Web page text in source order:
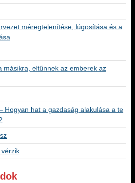
méregtelenítése, lúgosítása és a
másikra, eltűnnek az emberek az
Hogyan hat a gazdaság alakulása a te